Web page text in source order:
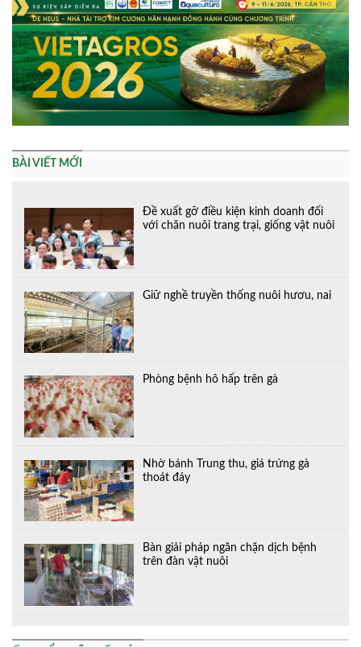
BÀI VIẾT MỚI
Đề xuất gỡ điều kiện kinh doanh đối
với chăn nuôi trang trại, giống vật nuôi
Giữ nghề truyền thống nuôi hươu, nai
Phòng bệnh hô hấp trên gà
Nhờ bánh Trung thu, giá trứng gà
thoát đáy
Bàn giải pháp ngăn chặn dịch bệnh
trên đàn vật nuôi